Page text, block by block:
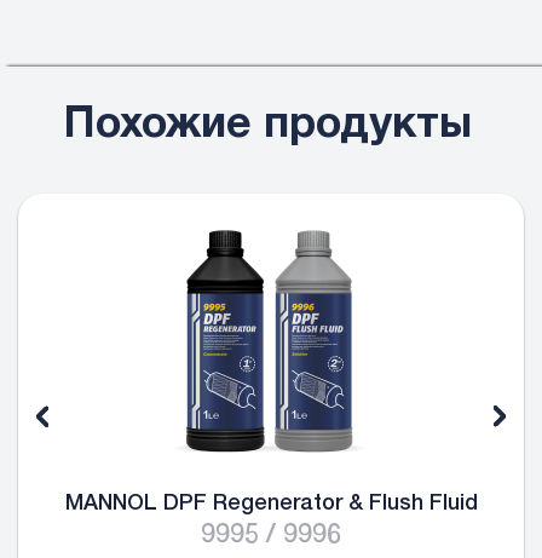
Похожие продукты
MANNOL DPF Regenerator & Flush Fluid
9995 / 9996